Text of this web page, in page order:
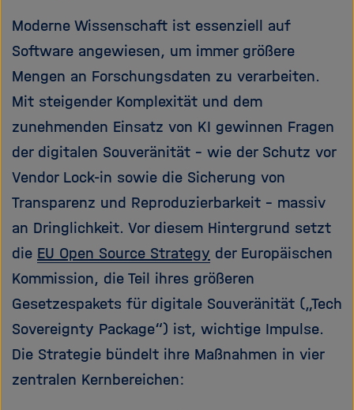
Moderne Wissenschaft ist essenziell auf
Software angewiesen, um immer größere
Mengen an Forschungsdaten zu verarbeiten.
Mit steigender Komplexität und dem
zunehmenden Einsatz von KI gewinnen Fragen
der digitalen Souveränität – wie der Schutz vor
Vendor Lock-in sowie die Sicherung von
Transparenz und Reproduzierbarkeit – massiv
an Dringlichkeit. Vor diesem Hintergrund setzt
die EU Open Source Strategy der Europäischen
Kommission, die Teil ihres größeren
Gesetzespakets für digitale Souveränität („Tech
Sovereignty Package“) ist, wichtige Impulse.
Die Strategie bündelt ihre Maßnahmen in vier
zentralen Kernbereichen: